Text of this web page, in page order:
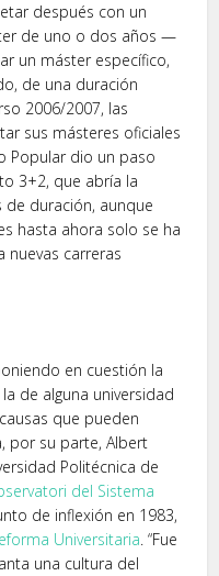
después con un
de uno o dos años —
un máster específico,
de una duración
2006/2007, las
sus másteres oficiales
Popular dio un paso
3+2, que abría la
duración, aunque
hasta ahora solo se ha
nuevas carreras
en cuestión la
de alguna universidad
que pueden
por su parte, Albert
Politécnica de
del Sistema
de inflexión en 1983,
Universitaria. “Fue
una cultura del